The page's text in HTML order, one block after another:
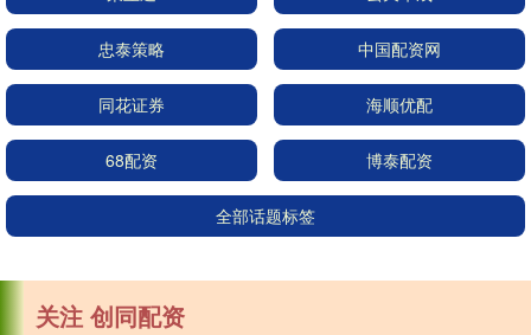
忠泰策略 中国配资网
同花证券 海顺优配
68配资 博泰配资
全部话题标签
关注 创同配资